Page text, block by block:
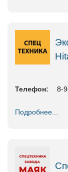
Телефон: 8-
Подробнее...